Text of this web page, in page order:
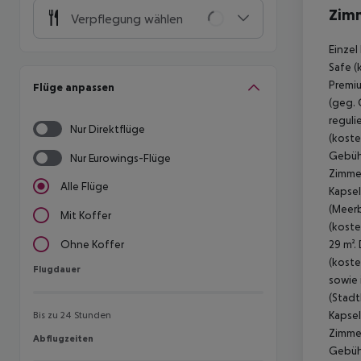
Verpflegung wählen
Flüge anpassen
Nur Direktflüge
Nur Eurowings-Flüge
Alle Flüge
Mit Koffer
Ohne Koffer
Flugdauer
Flugdauer
Bis zu 24 Stunden
Abflugzeiten
Abflugzeiten
Safe
(geg.
29
sowie